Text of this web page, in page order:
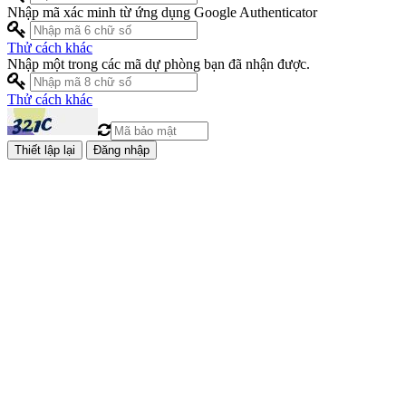
Nhập mã xác minh từ ứng dụng Google Authenticator
Thử cách khác
Nhập một trong các mã dự phòng bạn đã nhận được.
Thử cách khác
Đăng nhập